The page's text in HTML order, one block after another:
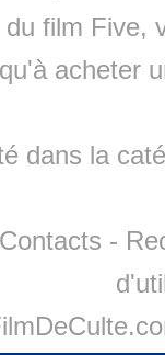
film Five,
acheter
dans la
Contacts -